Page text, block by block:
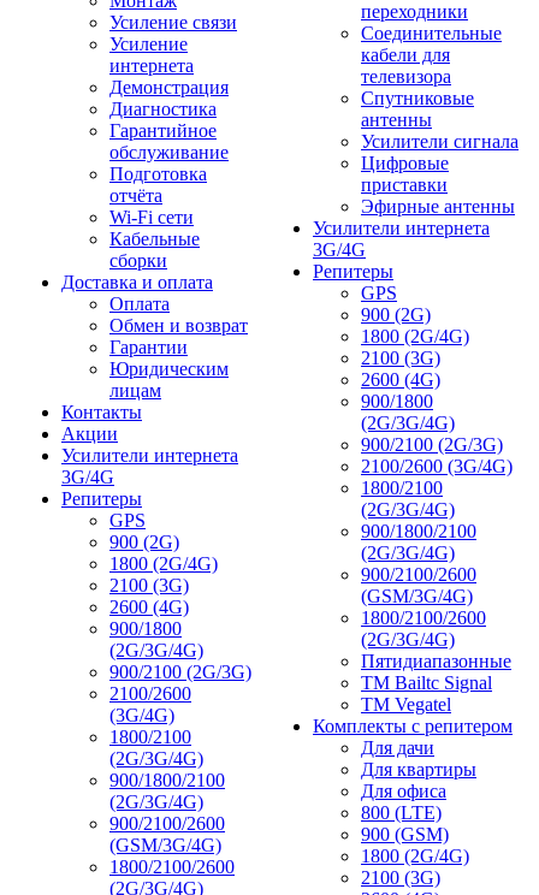
Усиление связи
Усиление
интернета
Демонстрация
Диагностика
Гарантийное
обслуживание
Подготовка
отчёта
Wi-Fi сети
Кабельные
сборки
Доставка и оплата
Оплата
Обмен и возврат
Гарантии
Юридическим
лицам
Контакты
Акции
Усилители интернета
3G/4G
Репитеры
GPS
900 (2G)
1800 (2G/4G)
2100 (3G)
2600 (4G)
900/1800
(2G/3G/4G)
900/2100 (2G/3G)
2100/2600
(3G/4G)
1800/2100
(2G/3G/4G)
900/1800/2100
(2G/3G/4G)
900/2100/2600
(GSM/3G/4G)
1800/2100/2600
(2G/3G/4G)
переходники
Соединительные
кабели для
телевизора
Спутниковые
антенны
Усилители сигнала
Цифровые
приставки
Эфирные антенны
Усилители интернета
3G/4G
Репитеры
GPS
900 (2G)
1800 (2G/4G)
2100 (3G)
2600 (4G)
900/1800
(2G/3G/4G)
900/2100 (2G/3G)
2100/2600 (3G/4G)
1800/2100
(2G/3G/4G)
900/1800/2100
(2G/3G/4G)
900/2100/2600
(GSM/3G/4G)
1800/2100/2600
(2G/3G/4G)
Пятидиапазонные
ТМ Bailtc Signal
ТМ Vegatel
Комплекты с репитером
Для дачи
Для квартиры
Для офиса
800 (LTE)
900 (GSM)
1800 (2G/4G)
2100 (3G)